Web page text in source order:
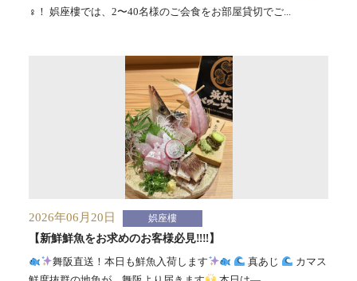
‍♀️！ 娯座樓では、2〜40名様のご会食をお部屋貸切でご...
2026年06月20日 娯座樓
【新鮮鮮魚をお求めのお客様必見‼︎‼︎】
舞阪直送！本日も鮮魚入荷します
真あじ
カマス